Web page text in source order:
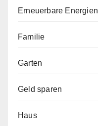
Erneuerbare Energien
Familie
Garten
Geld sparen
Haus